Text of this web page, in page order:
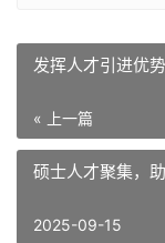
发挥人才引进优
« 上一篇
硕士人才聚集，
2025-09-15